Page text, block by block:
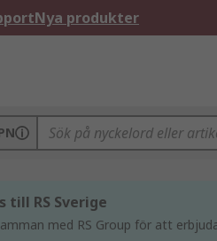
Nya produkter
till RS Sverige
med RS Group för att